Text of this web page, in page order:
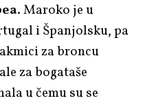
. Maroko je u
i Španjolsku, pa
za broncu
za bogataše
u čemu su se